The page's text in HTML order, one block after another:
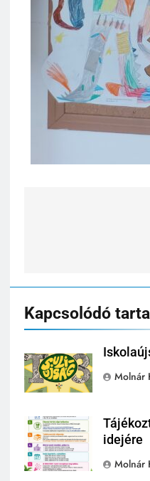
Kapcsolódó
Molnár
idejére
Molnár